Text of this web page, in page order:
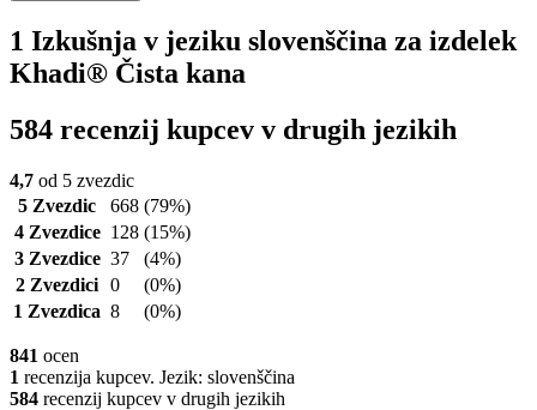
1 Izkušnja v jeziku slovenščina za izdelek
Khadi® Čista kana
584 recenzij kupcev v drugih jezikih
4,7 od 5 zvezdic
5 Zvezdic
668 (79%)
4 Zvezdice 128 (15%)
3 Zvezdice 37
(4%)
2 Zvezdici 0
(0%)
1 Zvezdica 8 (0%)
841 ocen
1 recenzija kupcev. Jezik: slovenščina
584 recenzij kupcev v drugih jezikih